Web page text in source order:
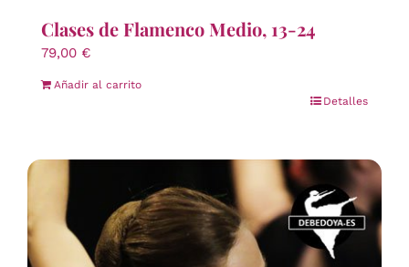
Clases de Flamenco Medio, 13-24
79,00 €
Añadir al carrito
Detalles